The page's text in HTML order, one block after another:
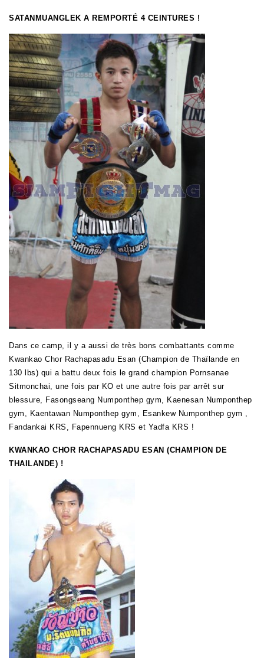
SATANMUANGLEK A REMPORTÉ 4 CEINTURES !
Dans ce camp, il y a aussi de très bons combattants comme
Kwankao Chor Rachapasadu Esan (Champion de Thaïlande en
130 lbs) qui a battu deux fois le grand champion Pornsanae
Sitmonchai, une fois par KO et une autre fois par arrêt sur
blessure, Fasongseang Numponthep gym, Kaenesan Numponthep
gym, Kaentawan Numponthep gym, Esankew Numponthep gym ,
Fandankai KRS, Fapennueng KRS et Yadfa KRS !
KWANKAO CHOR RACHAPASADU ESAN (CHAMPION DE
THAILANDE) !